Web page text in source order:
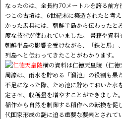
なったのは、全長約70メートルを誇る前
つこの古墳は、6世紀末に築造されたと考
かった馬具には、朝鮮半島から伝わったと
度な技術が使われていました。 書籍や資
朝鮮半島の影響を受けながら、「鉄と馬」
列島へと伝わってきたことがわかります。
横の資料は仁徳天皇陵（仁
周濠は、雨水を貯める「溜池」の役割も果
不足になった際、ため池に貯めておいた水
定させ、収穫量を増やすことができました
稲作から自然を制御する稲作への転換を促
代国家形成の謎に迫る重要な要素とされてい